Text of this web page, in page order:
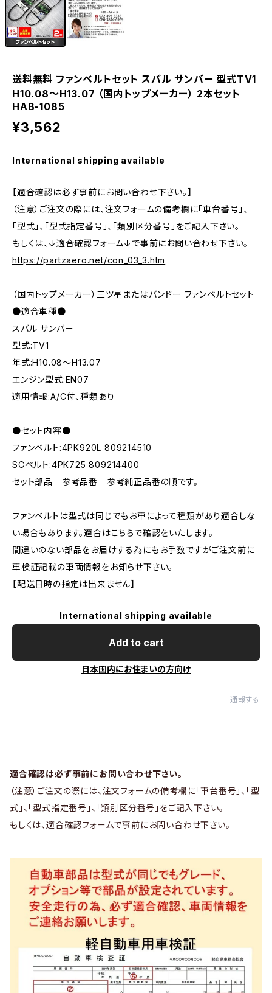
送料無料 ファンベルトセット スバル サンバー 型式TV1
H10.08～H13.07 （国内トップメーカー） 2本セット
HAB-1085
¥3,562
International shipping available
【適合確認は必ず事前にお問い合わせ下さい。】
（注意）ご注文の際には、注文フォームの備考欄に「車台番号」、
「型式」、「型式指定番号」、「類別区分番号」をご記入下さい。
もしくは、↓適合確認フォーム↓で事前にお問い合わせ下さい。
https://partzaero.net/con_03_3.htm
（国内トップメーカー）三ツ星またはバンドー ファンベルトセット
●適合車種●
スバル サンバー
型式:TV1
年式:H10.08～H13.07
エンジン型式:EN07
適用情報:A/C付、種類あり
●セット内容●
ファンベルト:4PK920L 809214510
SCベルト:4PK725 809214400
セット部品 参考品番 参考純正品番の順です。
ファンベルトは型式は同じでもお車によって種類があり適合しな
い場合もあります。適合はこちらで確認をいたします。
間違いのない部品をお届けする為にもお手数ですがご注文前に
車検証記載の車両情報をお知らせ下さい。
【配送日時の指定は出来ません】
International shipping available
Add to cart
日本国内にお住まいの方向け
通報する
適合確認は必ず事前にお問い合わせ下さい。
（注意）ご注文の際には、注文フォームの備考欄に「車台番号」、「型
式」、「型式指定番号」、「類別区分番号」をご記入下さい。
もしくは、 適合確認フォームで事前にお問い合わせ下さい。